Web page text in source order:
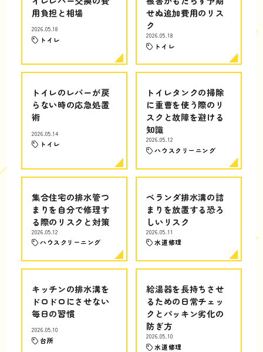
用負担と相場
2026.05.18
トイレ
せぬ追加費用のリス
ク
2026.05.18
トイレ
トイレのレバーが戻
らない時の応急処置
術
2026.05.14
トイレ
トイレタンクの掃除
に重曹を使う際のリ
スクと故障を避ける
知識
2026.05.12
ハウスクリーニング
集合住宅の排水管つ
まりを自分で修理す
る際のリスクと対策
2026.05.12
ハウスクリーニング
ベランダ排水溝の詰
まりを放置する恐ろ
しいリスク
2026.05.11
水道修理
キッチンの排水溝を
ドロドロにさせない
毎日の習慣
2026.05.10
台所
給湯器を長持ちさせ
るための日常チェッ
クとパッキン劣化の
防ぎ方
2026.05.10
水道修理